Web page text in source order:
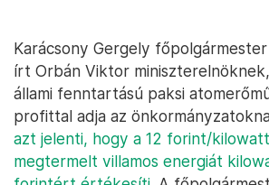
Karácsony Gergely
írt Orbán Viktor
állami fenntartású paksi
profittal adja az
azt jelenti, hogy a 12 forint/
megtermelt villamos energiát